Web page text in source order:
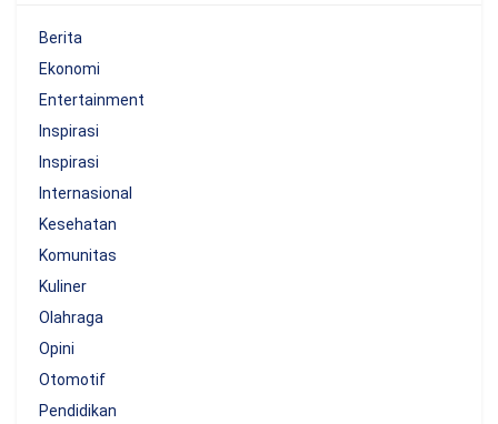
Berita
Ekonomi
Entertainment
Inspirasi
Inspirasi
Internasional
Kesehatan
Komunitas
Kuliner
Olahraga
Opini
Otomotif
Pendidikan